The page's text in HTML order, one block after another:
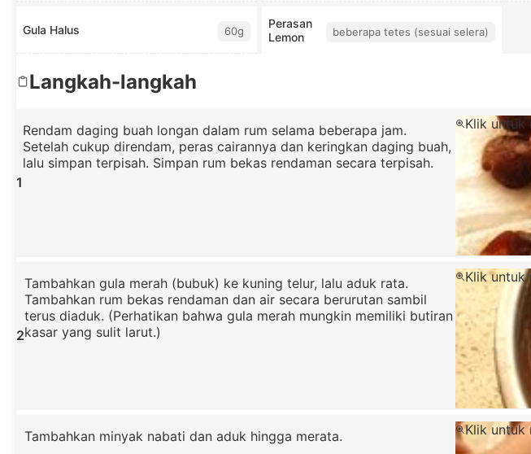
Gula Halus 60g
Perasan
Lemon
beberapa tetes (sesuai selera)
Langkah-langkah
1
Rendam daging buah longan dalam rum selama beberapa jam.
Setelah cukup direndam, peras cairannya dan keringkan daging buah,
lalu simpan terpisah. Simpan rum bekas rendaman secara terpisah.
Klik untuk
2
Tambahkan gula merah (bubuk) ke kuning telur, lalu aduk rata.
Tambahkan rum bekas rendaman dan air secara berurutan sambil
terus diaduk. (Perhatikan bahwa gula merah mungkin memiliki butiran
kasar yang sulit larut.)
Klik untuk
Tambahkan minyak nabati dan aduk hingga merata. Klik untuk